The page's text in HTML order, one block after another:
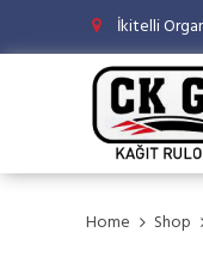
İkitelli
Home Shop